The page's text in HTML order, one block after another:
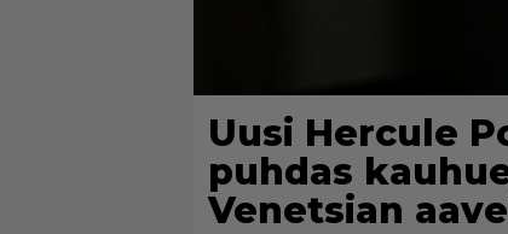
Uusi Hercule
puhdas
Venetsian